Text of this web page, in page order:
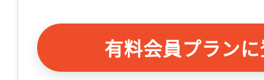
有料会員プラン